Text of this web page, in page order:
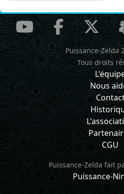
Puissance-Zelda
Tous droits
Nous
CGU
Puissance-Zelda fait
Puissance-